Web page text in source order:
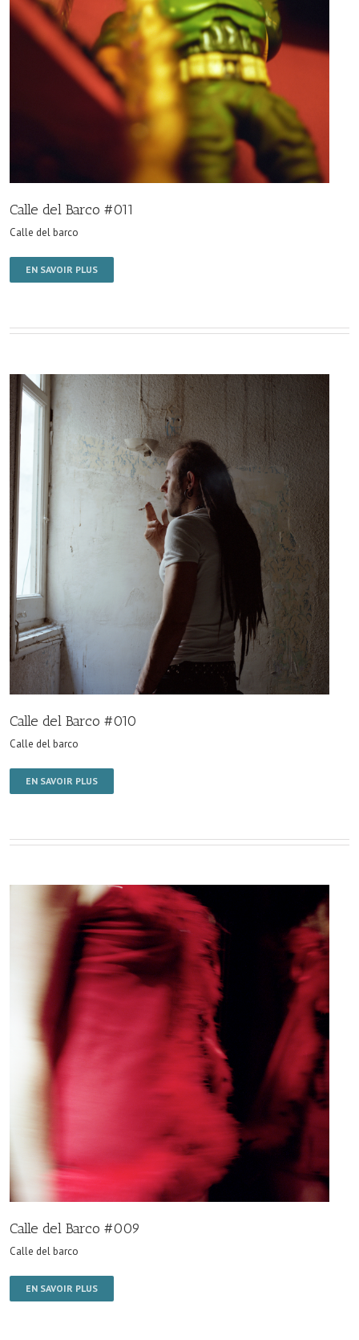
Calle del Barco #011
Calle del barco
EN SAVOIR PLUS
Calle del Barco #010
Calle del barco
EN SAVOIR PLUS
Calle del Barco #009
Calle del barco
EN SAVOIR PLUS